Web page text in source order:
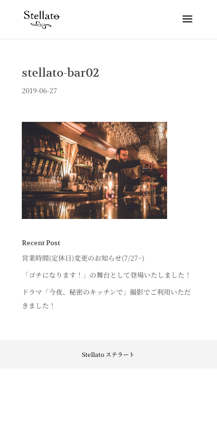
stellato-bar02
2019-06-27
Recent Post
営業時間(定休日)変更のお知らせ(7/27~)
「ゴチになります！」の舞台として登場いたしました！
ドラマ「今夜、秘密のキッチンで」撮影でご利用いただ
きました！
Stellato ステラート